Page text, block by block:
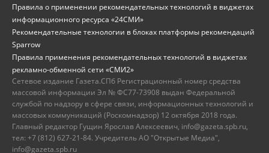
Правила о применении рекомендательных технологий в виджетах
информационного ресурса «24СМИ»
Рекомендательные технологии в блоках платформы рекомендаций
Sparrow
Правила применения рекомендательных технологий в виджетах
рекламно-обменной сети «СМИ2»
Сетевое издание Газета.СПб Регистрационный номер средства
массовой информации Эл № ФС77-73908 выдан Федеральной
службой по надзору в сфере связи, информационных технологий и
массовых коммуникаций (Роскомнадзор) 12 октября 2018 года.
Главный редактор Гущин Ярослав Алексеевич, info@gazeta.spb.ru,
тел: +7 (812) 627-21-84. Учредитель АО "Открытые Медиа",
info@gazeta.spb.ru